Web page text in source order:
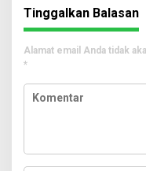
Tinggalkan Balasan
Alamat email Anda tidak
*